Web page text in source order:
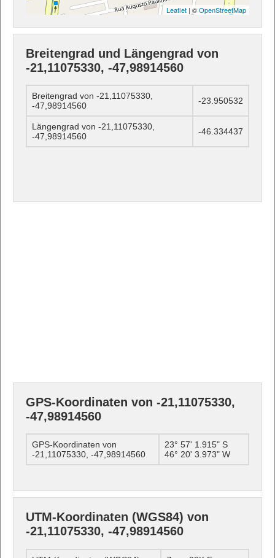
Leaflet | ©OpenStreetMap
Breitengrad und Längengrad von
-21,11075330, -47,98914560
Breitengrad von -21,11075330,
-47,98914560
-23.950532
Längengrad von -21,11075330,
-47,98914560
-46.334437
GPS-Koordinaten von -21,11075330,
-47,98914560
GPS-Koordinaten von
-21,11075330, -47,98914560
23° 57' 1.915" S
46° 20' 3.973" W
UTM-Koordinaten (WGS84) von
-21,11075330, -47,98914560